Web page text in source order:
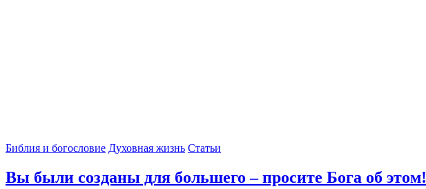
Библия и богословие Духовная жизнь Статьи
Вы были созданы для большего – просите Бога об этом!